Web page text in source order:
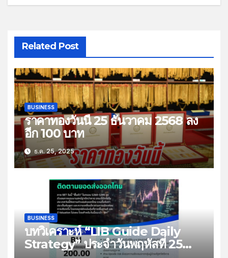
Related Post
BUSINESS
ราคาทองวันนี้ 25 ธันวาคม 2568 ลง
อีก 100 บาท
ธ.ค. 25, 2025
BUSINESS
บทวิเคราะห์ “LIB Guide Daily
Strategy” ประจำวันพฤหัสที่ 25